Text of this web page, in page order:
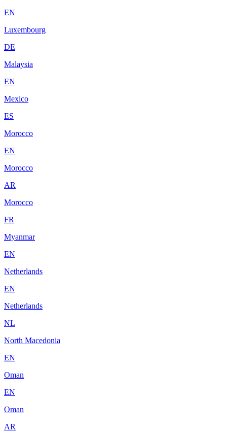
EN
Luxembourg
DE
Malaysia
EN
Mexico
ES
Morocco
EN
Morocco
AR
Morocco
FR
Myanmar
EN
Netherlands
EN
Netherlands
NL
North Macedonia
EN
Oman
EN
Oman
AR